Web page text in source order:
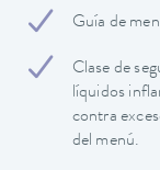
Guía de
Clase de
líquidos
contra
del menú.